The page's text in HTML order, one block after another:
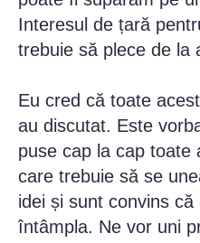
Interesul de țară
trebuie să plece de la
Eu cred că toate
au discutat. Este
puse cap la cap toate
care trebuie să se
idei și sunt convins
întâmpla. Ne vor uni